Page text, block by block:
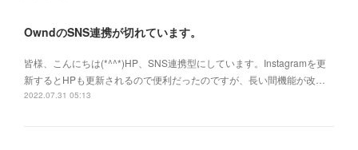
OwndのSNS連携が切れています。
皆様、こんにちは(*^^*)HP、SNS連携型にしています。Instagramを更
新するとHPも更新されるので便利だったのですが、長い間機能が改…
2022.07.31 05:13